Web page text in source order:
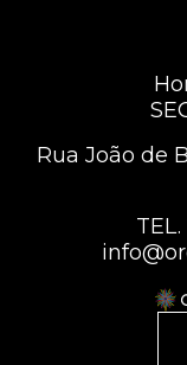
Rua João de
TEL.